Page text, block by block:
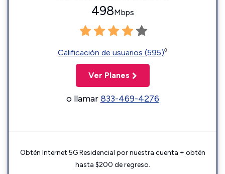
498Mbps
Calificación de usuarios (595)◊
Ver Planes
o llamar833-469-4276
Obtén Internet 5G Residencial por nuestra cuenta + obtén
hasta $200 de regreso.